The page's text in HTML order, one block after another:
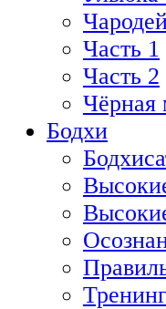
Часть 1
Часть 2
Чёрная
Бодхи